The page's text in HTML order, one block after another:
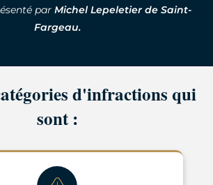
par Michel Lepeletier de Saint-
Fargeau.
d'infractions qui
sont :